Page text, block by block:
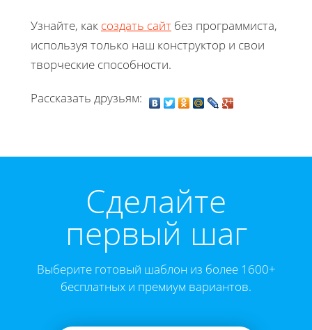
Узнайте, как создать сайт без программиста,
используя только наш конструктор и свои
творческие способности.
Рассказать друзьям:
Cделайте
первый шаг
Выберите готовый шаблон из более 1600+
бесплатных и премиум вариантов.